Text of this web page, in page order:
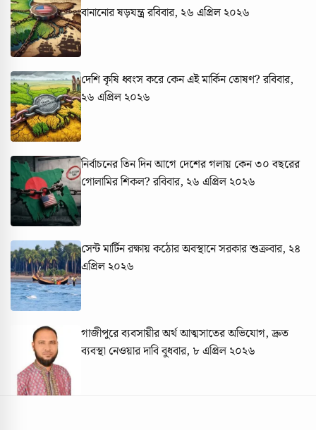
বানানোর ষড়যন্ত্ররবিবার, ২৬ এপ্রিল ২০২৬
দেশি কৃষি ধ্বংস করে কেন এই মার্কিন তোষণ? রবিবার,
২৬ এপ্রিল ২০২৬
নির্বাচনের তিন দিন আগে দেশের গলায় কেন ৩০ বছরের
গোলামির শিকল? রবিবার, ২৬ এপ্রিল ২০২৬
সেন্ট মার্টিন রক্ষায় কঠোর অবস্থানে সরকারশুক্রবার, ২৪
এপ্রিল ২০২৬
গাজীপুরে ব্যবসায়ীর অর্থ আত্মসাতের অভিযোগ, দ্রুত
ব্যবস্থা নেওয়ার দাবিবুধবার, ৮ এপ্রিল ২০২৬